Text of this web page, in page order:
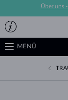
Über uns -
MENÜ